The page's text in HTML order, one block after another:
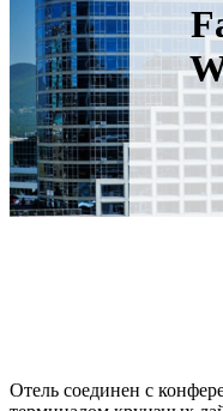
Отель соединен с